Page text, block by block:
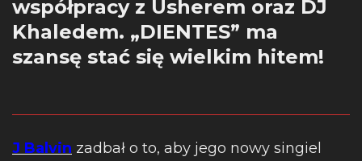
współpracy z Usherem oraz DJ
Khaledem. „DIENTES” ma
szansę stać się wielkim hitem!
J Balvin zadbał o to, aby jego nowy singiel